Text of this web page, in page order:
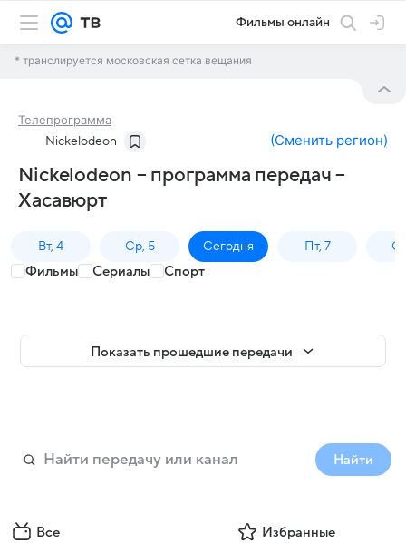
Фильмы онлайн
* транслируется московская сетка вещания
Телепрограмма
Nickelodeon (Сменить регион)
Nickelodeon – программа передач –
Хасавюрт
Вт, 4 Ср, 5 Сегодня Пт, 7
Фильмы Сериалы Спорт
Показать прошедшие передачи
Найти
Все Избранные